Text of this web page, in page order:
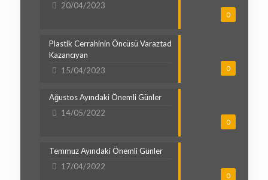
0
20/04/2023
0
Plastik Cerrahinin Öncüsü Varaztad
Kazancıyan
15/04/2023
0
Ağustos Ayındaki Önemli Günler
14/05/2022
0
Temmuz Ayındaki Önemli Günler
17/04/2022